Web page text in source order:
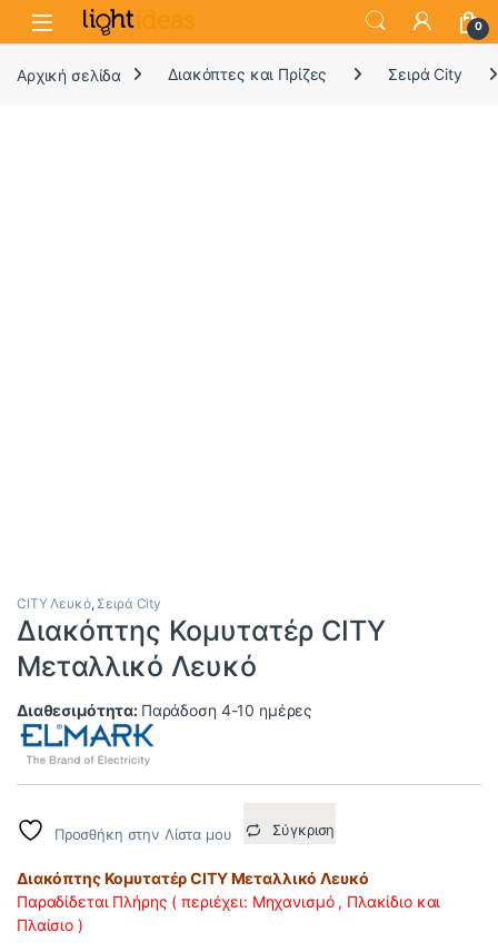
0
Αρχική σελίδα Διακόπτες και Πρίζες Σειρά City
CITY Λευκό,Σειρά City
Διακόπτης Κομυτατέρ CITY
Μεταλλικό Λευκό
Διαθεσιμότητα: Παράδοση 4-10 ημέρες
Προσθήκη στην Λίστα μου Σύγκριση
Διακόπτης Κομυτατέρ CITY Μεταλλικό Λευκό
Παραδίδεται Πλήρης ( περιέχει: Μηχανισμό , Πλακίδιο και
Πλαίσιο )